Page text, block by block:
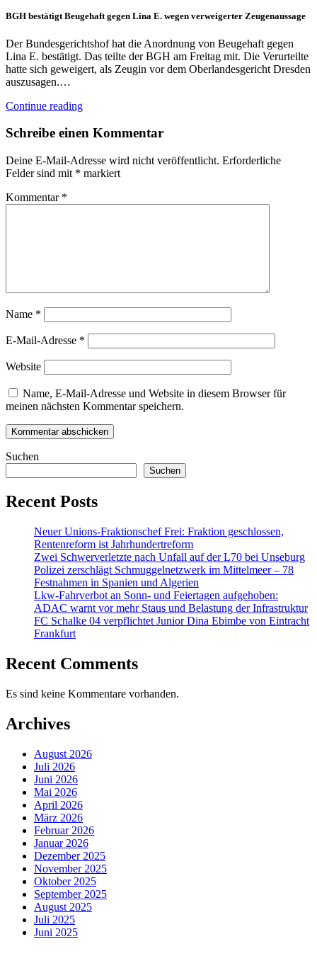
BGH bestätigt Beugehaft gegen Lina E. wegen verweigerter Zeugenaussage
Der Bundesgerichtshof hat die Anordnung von Beugehaft gegen
Lina E. bestätigt. Das teilte der BGH am Freitag mit. Die Verurteilte
hatte sich geweigert, als Zeugin vor dem Oberlandesgericht Dresden
auszusagen.…
Continue reading
Schreibe einen Kommentar
Deine E-Mail-Adresse wird nicht veröffentlicht. Erforderliche
Felder sind mit * markiert
Kommentar *
Name *
E-Mail-Adresse *
Website
Name, E-Mail-Adresse und Website in diesem Browser für
meinen nächsten Kommentar speichern.
Suchen
Suchen
Recent Posts
Neuer Unions-Fraktionschef Frei: Fraktion geschlossen,
Rentenreform ist Jahrhundertreform
Zwei Schwerverletzte nach Unfall auf der L70 bei Unseburg
Polizei zerschlägt Schmuggelnetzwerk im Mittelmeer – 78
Festnahmen in Spanien und Algerien
Lkw-Fahrverbot an Sonn- und Feiertagen aufgehoben:
ADAC warnt vor mehr Staus und Belastung der Infrastruktur
FC Schalke 04 verpflichtet Junior Dina Ebimbe von Eintracht
Frankfurt
Recent Comments
Es sind keine Kommentare vorhanden.
Archives
August 2026
Juli 2026
Juni 2026
Mai 2026
April 2026
März 2026
Februar 2026
Januar 2026
Dezember 2025
November 2025
Oktober 2025
September 2025
August 2025
Juli 2025
Juni 2025